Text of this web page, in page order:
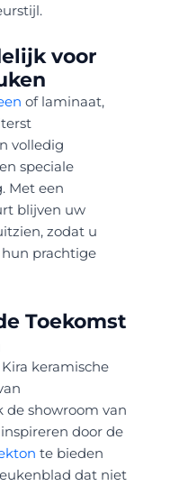
voor
of laminaat,
volledig
speciale
Met een
blijven uw
zodat u
prachtige
Toekomst
keramische
de showroom van
door de
te bieden
dat niet